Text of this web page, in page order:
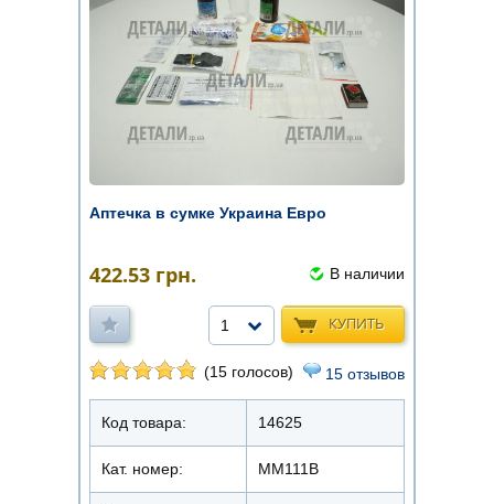
Аптечка в сумке Украина Евро
422.53 грн. В наличии
КУПИТЬ
1
(15 голосов) 15 отзывов
Код товара: 14625
Кат. номер: ММ111В